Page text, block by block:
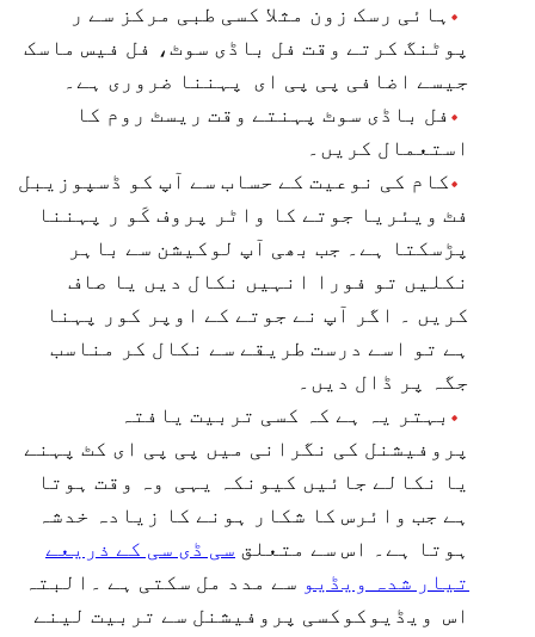
ہائی رسک زون مثلا کسی طبی مرکز سے ر
پوٹنگ کرتے وقت فل باڈی سوٹ، فل فیس ماسک
جیسے اضافی پی پی ای پہننا ضروری ہے۔
فل باڈی سوٹ پہنتے وقت ریسٹ روم کا
استعمال کریں۔
کام کی نوعیت کے حساب سے آپ کو ڈسپوزیبل
فٹ ویئریا جوتے کا واٹر پروف کَو ر پہننا
پڑسکتا ہے۔ جب بھی آپ لوکیشن سے باہر
نکلیں تو فورا انہیں نکال دیں یا صاف
کریں ۔ اگر آپ نے جوتے کے اوپر کور پہنا
ہے تو اسے درست طریقے سے نکال کر مناسب
جگہ پر ڈال دیں۔
بہتر یہ ہے کہ کسی تربیت یافتہ
پروفیشنل کی نگرانی میں پی پی ای کٹ پہنے
یا نکالے جائیں کیونکہ یہی وہ وقت ہوتا
ہے جب وائرس کا شکار ہونے کا زیادہ خدشہ
ہوتا ہے۔ اس سے متعلقسی ڈی سی کے ذریعے
تیار شدہ ویڈیو سے مدد مل سکتی ہے ۔البتہ
اس ویڈیوکوکسی پروفیشنل سے تربیت لینے